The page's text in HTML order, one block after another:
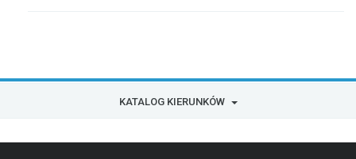
KATALOG KIERUNKÓW